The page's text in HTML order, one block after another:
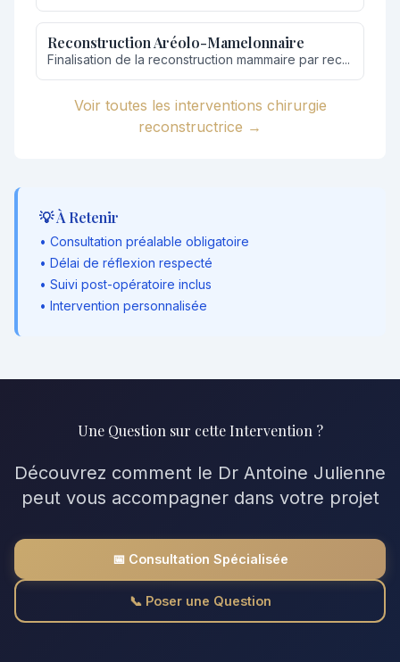
Reconstruction Aréolo-Mamelonnaire
Finalisation de la reconstruction mammaire par rec...
Voir toutes les interventions chirurgie
reconstructrice →
💡 À Retenir
• Consultation préalable obligatoire
• Délai de réflexion respecté
• Suivi post-opératoire inclus
• Intervention personnalisée
Une Question sur cette Intervention ?
Découvrez comment le Dr Antoine Julienne
peut vous accompagner dans votre projet
📅 Consultation Spécialisée
📞 Poser une Question